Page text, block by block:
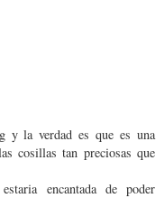
y la verdad es que es una
cosillas tan preciosas que
encantada de poder